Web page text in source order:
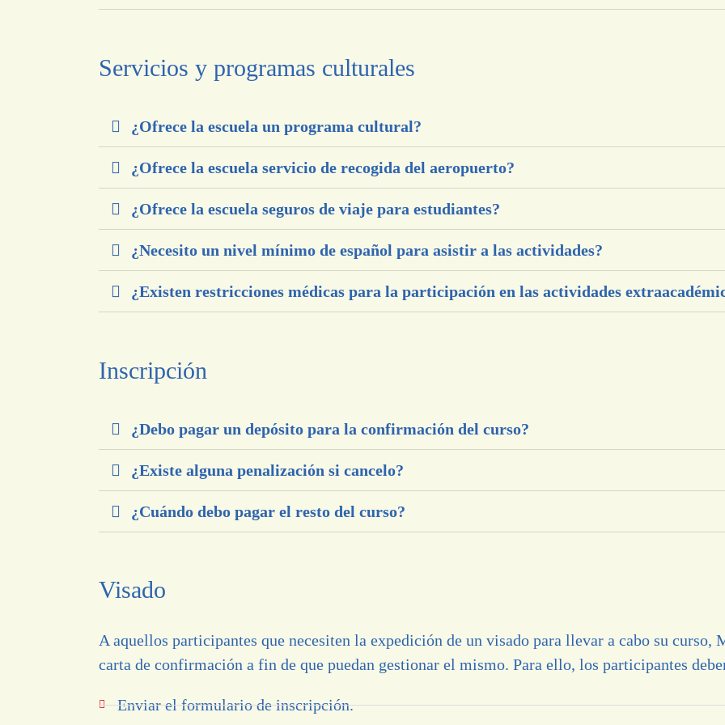
Servicios y programas culturales
¿Ofrece la escuela un programa cultural?
¿Ofrece la escuela servicio de recogida del aeropuerto?
¿Ofrece la escuela seguros de viaje para estudiantes?
¿Necesito un nivel mínimo de español para asistir a las actividades?
¿Existen restricciones médicas para la participación en las actividades
Inscripción
¿Debo pagar un depósito para la confirmación del curso?
¿Existe alguna penalización si cancelo?
¿Cuándo debo pagar el resto del curso?
Visado
A aquellos participantes que necesiten la expedición de un visado para llevar a cabo su curso,
carta de confirmación a fin de que puedan gestionar el mismo. Para ello, los participantes
Enviar el formulario de inscripción.